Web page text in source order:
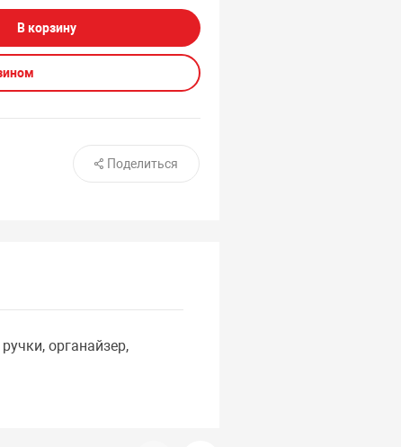
В корзину
Поделиться
органайзер,